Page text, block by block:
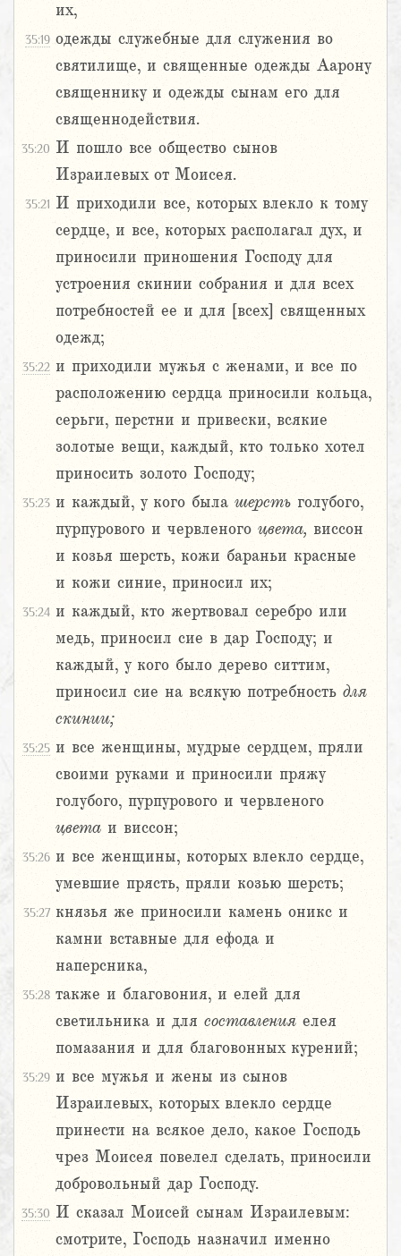
их,
35:19 одежды служебные для служения во
святилище, и священные одежды Аарону
священнику и одежды сынам его для
священнодействия.
35:20 И пошло все общество сынов
Израилевых от Моисея.
35:21 И приходили все, которых влекло к тому
сердце, и все, которых располагал дух, и
приносили приношения Господу для
устроения скинии собрания и для всех
потребностей ее и для [всех] священных
одежд;
35:22 и приходили мужья с женами, и все по
расположению сердца приносили кольца,
серьги, перстни и привески, всякие
золотые вещи, каждый, кто только хотел
приносить золото Господу;
35:23 и каждый, у кого была шерсть голубого,
пурпурового и червленого цвета, виссон
и козья шерсть, кожи бараньи красные
и кожи синие, приносил их;
35:24 и каждый, кто жертвовал серебро или
медь, приносил сие в дар Господу; и
каждый, у кого было дерево ситтим,
приносил сие на всякую потребность для
скинии;
35:25 и все женщины, мудрые сердцем, пряли
своими руками и приносили пряжу
голубого, пурпурового и червленого
цвета и виссон;
35:26 и все женщины, которых влекло сердце,
умевшие прясть, пряли козью шерсть;
35:27 князья же приносили камень оникс и
камни вставные для ефода и
наперсника,
35:28 также и благовония, и елей для
светильника и для составленияелея
помазания и для благовонных курений;
35:29 и все мужья и жены из сынов
Израилевых, которых влекло сердце
принести на всякое дело, какое Господь
чрез Моисея повелел сделать, приносили
добровольный дар Господу.
35:30 И сказал Моисей сынам Израилевым:
смотрите, Господь назначил именно